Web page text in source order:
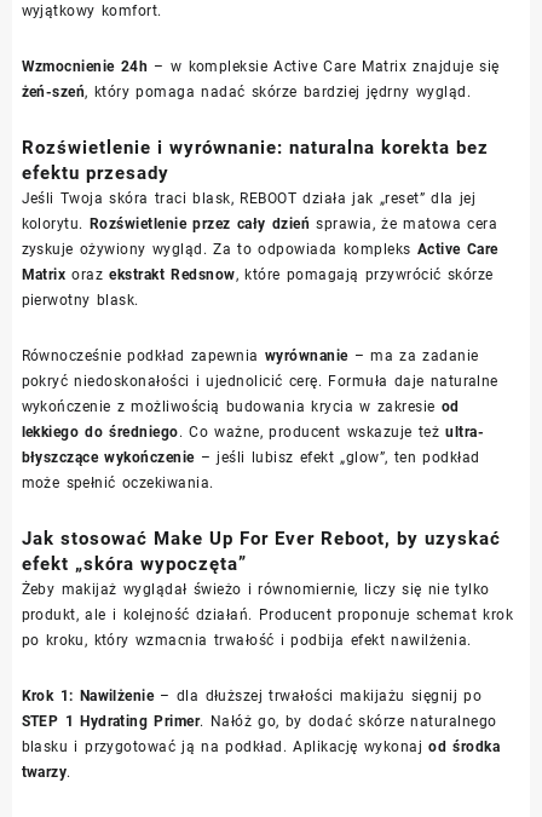
wyjątkowy komfort.
Wzmocnienie 24h – w kompleksie Active Care Matrix znajduje się
żeń-szeń, który pomaga nadać skórze bardziej jędrny wygląd.
Rozświetlenie i wyrównanie: naturalna korekta bez
efektu przesady
Jeśli Twoja skóra traci blask, REBOOT działa jak „reset” dla jej
kolorytu. Rozświetlenie przez cały dzień sprawia, że matowa cera
zyskuje ożywiony wygląd. Za to odpowiada kompleks Active Care
Matrix orazekstrakt Redsnow, które pomagają przywrócić skórze
pierwotny blask.
Równocześnie podkład zapewnia wyrównanie– ma za zadanie
pokryć niedoskonałości i ujednolicić cerę. Formuła daje naturalne
wykończenie z możliwością budowania krycia w zakresie od
lekkiego do średniego. Co ważne, producent wskazuje teżultra-
błyszczące wykończenie– jeśli lubisz efekt „glow”, ten podkład
może spełnić oczekiwania.
Jak stosować Make Up For Ever Reboot, by uzyskać
efekt „skóra wypoczęta”
Żeby makijaż wyglądał świeżo i równomiernie, liczy się nie tylko
produkt, ale i kolejność działań. Producent proponuje schemat krok
po kroku, który wzmacnia trwałość i podbija efekt nawilżenia.
Krok 1: Nawilżenie– dla dłuższej trwałości makijażu sięgnij po
STEP 1 Hydrating Primer. Nałóż go, by dodać skórze naturalnego
blasku i przygotować ją na podkład. Aplikację wykonajod środka
twarzy.